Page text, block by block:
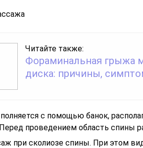
Читайте также:
Фораминальная грыжа
диска: причины,
с помощью банок,
проведением область спины
при сколиозе спины. При этом